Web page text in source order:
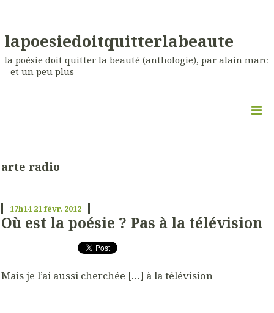
lapoesiedoitquitterlabeaute
la poésie doit quitter la beauté (anthologie), par alain marc
- et un peu plus
arte radio
17h14 21févr. 2012
Où est la poésie ? Pas à la télévision
Mais je l’ai aussi cherchée […] à la télévision